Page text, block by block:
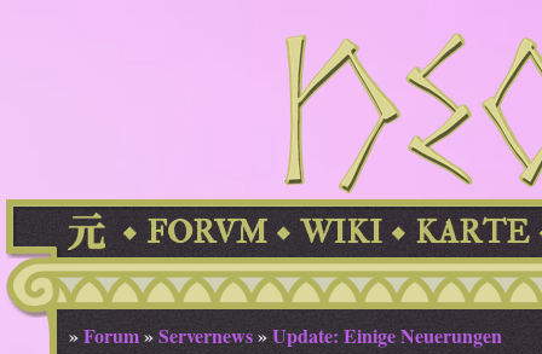
FORVM WIKI KARTE
»Forum»Servernews»Update: Einige Neuerungen